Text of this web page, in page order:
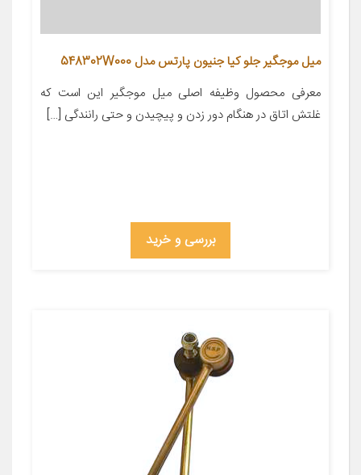
ميل موجگير جلو کیا جنیون پارتس مدل 548302W000
معرفی محصول وظیفه اصلی میل موجگیر این است که
غلتش اتاق در هنگام دور زدن و پیچیدن و حتی رانندگی […]
بررسی و خرید